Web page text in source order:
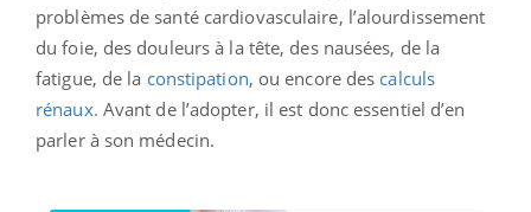
problèmes de santé cardiovasculaire, l’alourdissement
du foie, des douleurs à la tête, des nausées, de la
fatigue, de la constipation, ou encore des calculs
rénaux. Avant de l’adopter, il est donc essentiel d’en
parler à son médecin.